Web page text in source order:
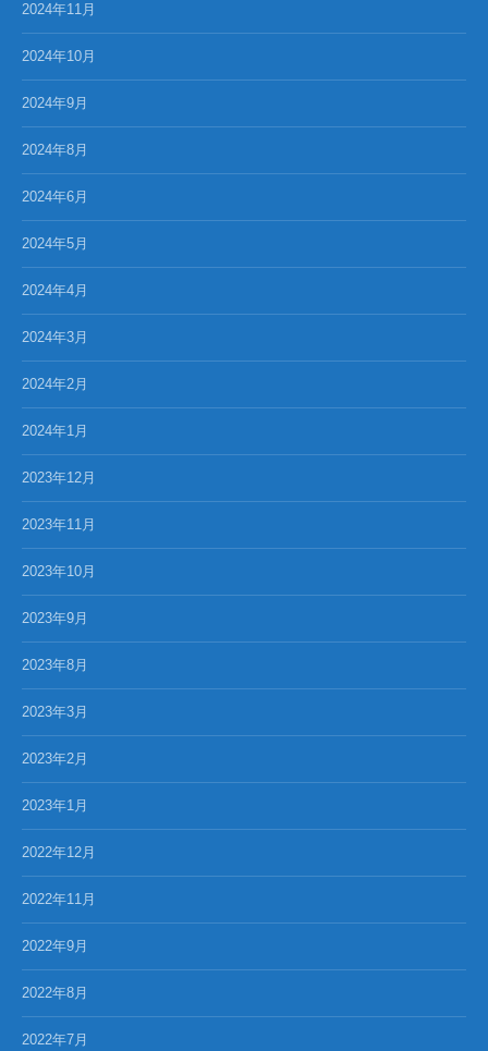
2024年11月
2024年10月
2024年9月
2024年8月
2024年6月
2024年5月
2024年4月
2024年3月
2024年2月
2024年1月
2023年12月
2023年11月
2023年10月
2023年9月
2023年8月
2023年3月
2023年2月
2023年1月
2022年12月
2022年11月
2022年9月
2022年8月
2022年7月